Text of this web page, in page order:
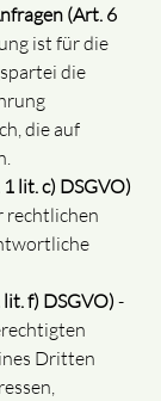
(Art. 6
ist für die
die
die auf
lit. c) DSGVO)
rechtlichen
f) DSGVO) -
Dritten